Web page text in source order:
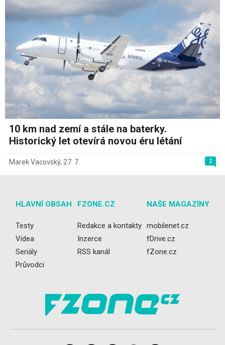
10 km nad zemí a stále na baterky.
Historický let otevírá novou éru létání
2
Marek Vacovský, 27. 7.
HLAVNÍ OBSAH
Testy
Videa
Seriály
Průvodci
FZONE.CZ
Redakce a kontakty
Inzerce
RSS kanál
NAŠE MAGAZÍNY
mobilenet.cz
fDrive.cz
fZone.cz